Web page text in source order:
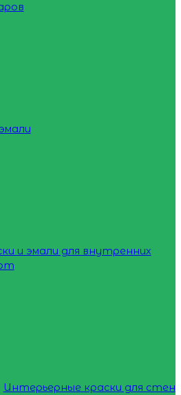
и эмали для внутренних
Интерьерные краски для стен